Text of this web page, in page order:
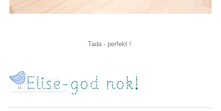
Tada - perfekt !